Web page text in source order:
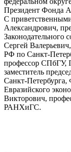
Президент Фонда
С
Александрович,
Законодательного
Сергей
РФ по Санкт-
профессор СПбГУ,
заместитель
Санкт-
Евразийского
Викторович,
РАНХиГС.